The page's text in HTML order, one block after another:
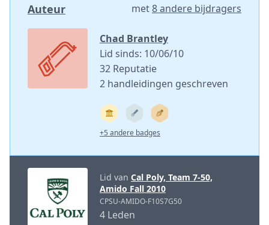
Auteur met8 andere bijdragers
Chad Brantley
Lid sinds: 10/06/10
32 Reputatie
2 handleidingen geschreven
+5 andere badges
Lid van Cal Poly, Team 7-50,
Amido Fall 2010
CPSU-AMIDO-F10S7G50
4 Leden